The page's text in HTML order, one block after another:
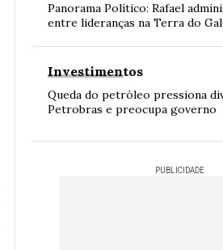
Panorama Político: Rafael
entre lideranças na Terra do
Investimentos
Queda do petróleo pressiona
Petrobras e preocupa governo
PUBLICIDADE